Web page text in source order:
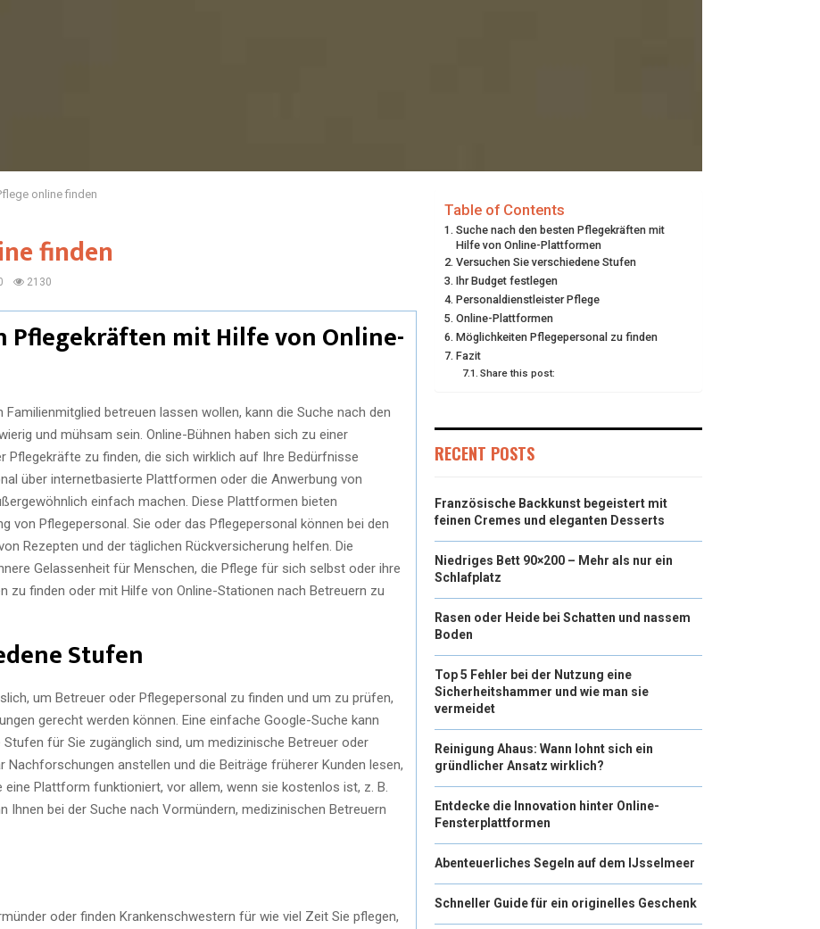
online finden
finden
2130
Pflegekräften mit Hilfe von Online-
betreuen lassen wollen, kann die Suche nach den
und mühsam sein. Online-Bühnen haben sich zu einer
Pflegekräfte zu finden, die sich wirklich auf Ihre Bedürfnisse
über internetbasierte Plattformen oder die Anwerbung von
einfach machen. Diese Plattformen bieten
von Pflegepersonal. Sie oder das Pflegepersonal können bei den
Rezepten und der täglichen Rückversicherung helfen. Die
Gelassenheit für Menschen, die Pflege für sich selbst oder ihre
zu finden oder mit Hilfe von Online-Stationen nach Betreuern zu
Stufen
um Betreuer oder Pflegepersonal zu finden und um zu prüfen,
gerecht werden können. Eine einfache Google-Suche kann
für Sie zugänglich sind, um medizinische Betreuer oder
Nachforschungen anstellen und die Beiträge früherer Kunden lesen,
Plattform funktioniert, vor allem, wenn sie kostenlos ist, z. B.
Ihnen bei der Suche nach Vormündern, medizinischen Betreuern
oder finden Krankenschwestern für wie viel Zeit Sie pflegen,
Table of Contents
Suche nach den besten Pflegekräften mit
Hilfe von Online-Plattformen
Versuchen Sie verschiedene Stufen
Ihr Budget festlegen
Personaldienstleister Pflege
Online-Plattformen
Möglichkeiten Pflegepersonal zu finden
Fazit
Share this post:
RECENT POSTS
Französische Backkunst begeistert mit
feinen Cremes und eleganten Desserts
Niedriges Bett 90×200 – Mehr als nur ein
Schlafplatz
Rasen oder Heide bei Schatten und nassem
Boden
Top 5 Fehler bei der Nutzung eine
Sicherheitshammer und wie man sie
vermeidet
Reinigung Ahaus: Wann lohnt sich ein
gründlicher Ansatz wirklich?
Entdecke die Innovation hinter Online-
Fensterplattformen
Abenteuerliches Segeln auf dem IJsselmeer
Schneller Guide für ein originelles Geschenk